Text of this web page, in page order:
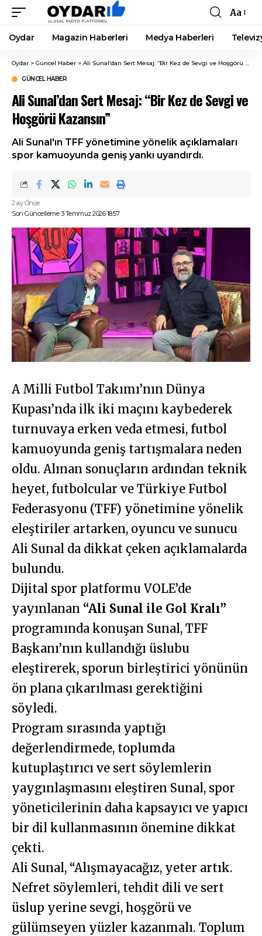
Font
Resizer
Aa
Oydar Magazin Haberleri Medya Haberleri
Oydar > Güncel Haber > Ali Sunal’dan Sert Mesaj: “Bir Kez de Sevgi ve Hoşgörü Kazansın”
GÜNCEL HABER
Ali Sunal’dan Sert Mesaj: “Bir Kez de Sevgi ve
Hoşgörü Kazansın”
Ali Sunal'ın TFF yönetimine yönelik açıklamaları
spor kamuoyunda geniş yankı uyandırdı.
Son Güncelleme 3 Temmuz 2026 18:57
2 ay Önce
A Milli Futbol Takımı’nın Dünya
Kupası’nda ilk iki maçını kaybederek
turnuvaya erken veda etmesi, futbol
kamuoyunda geniş tartışmalara neden
oldu. Alınan sonuçların ardından teknik
heyet, futbolcular ve Türkiye Futbol
Federasyonu (TFF) yönetimine yönelik
eleştiriler artarken, oyuncu ve sunucu
Ali Sunal da dikkat çeken açıklamalarda
bulundu.
Dijital spor platformu VOLE’de
yayınlanan “Ali Sunal ile Gol Kralı”
programında konuşan Sunal, TFF
Başkanı’nın kullandığı üslubu
eleştirerek, sporun birleştirici yönünün
ön plana çıkarılması gerektiğini
söyledi.
Program sırasında yaptığı
değerlendirmede, toplumda
kutuplaştırıcı ve sert söylemlerin
yaygınlaşmasını eleştiren Sunal, spor
yöneticilerinin daha kapsayıcı ve yapıcı
bir dil kullanmasının önemine dikkat
çekti.
Ali Sunal, “Alışmayacağız, yeter artık.
Nefret söylemleri, tehdit dili ve sert
üslup yerine sevgi, hoşgörü ve
gülümseyen yüzler kazanmalı. Toplum